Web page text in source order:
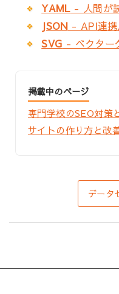
YAML- 人間が
JSON- API連携
SVG - ベクター
掲載中のページ
専門学校のSEO対策
サイトの作り方と改
データ